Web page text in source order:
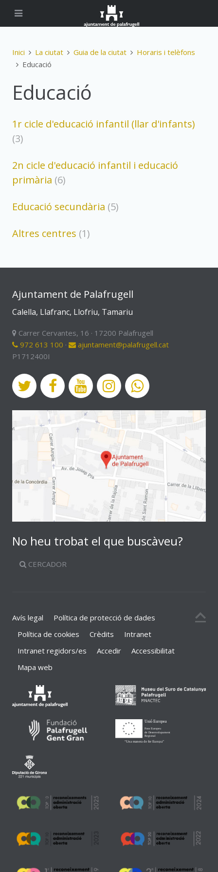
Inici La ciutat Guia de la ciutat
Horaris i telèfons
Educació
Educació
1r cicle d'educació infantil (llar d'infants)
(3)
2n cicle d'educació infantil i educació
primària (6)
Educació secundària (5)
Altres centres (1)
Ajuntament de Palafrugell
Calella, Llafranc, Llofriu, Tamariu
Carrer Cervantes, 16 · 17200 Palafrugell
972 613 100 ·
ajuntament@palafrugell.cat
P1712400I
No heu trobat el que buscàveu?
CERCADOR
Avís legal
Política de protecció de dades
Política de cookies
Crèdits
Intranet
Intranet regidors/es
Accedir
Accessibilitat
Mapa web